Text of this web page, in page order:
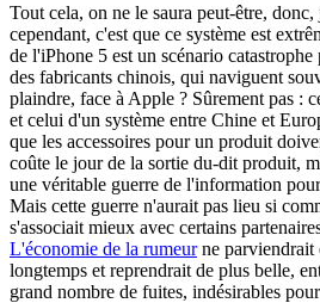
Tout cela, on ne le saura peut-être,
cependant, c'est que ce système est
de l'iPhone 5 est un scénario
des fabricants chinois, qui naviguent
plaindre, face à Apple ? Sûrement pas :
et celui d'un système entre Chine et
que les accessoires pour un produit
coûte le jour de la sortie du-dit produit,
une véritable guerre de l'information
Mais cette guerre n'aurait pas lieu si
s'associait mieux avec certains
L'économie de la rumeurne parviendrait
longtemps et reprendrait de plus belle,
grand nombre de fuites, indésirables